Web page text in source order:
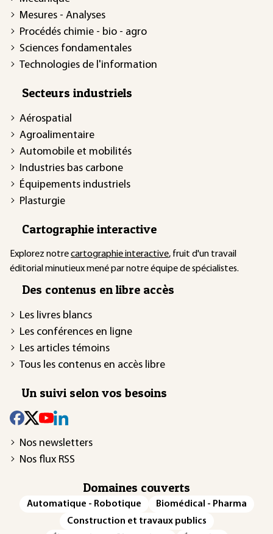
Mesures - Analyses
Procédés chimie - bio - agro
Sciences fondamentales
Technologies de l'information
Secteurs industriels
Aérospatial
Agroalimentaire
Automobile et mobilités
Industries bas carbone
Équipements industriels
Plasturgie
Cartographie interactive
Explorez notrecartographie interactive, fruit d'un travail
éditorial minutieux mené par notre équipe de spécialistes.
Des contenus en libre accès
Les livres blancs
Les conférences en ligne
Les articles témoins
Tous les contenus en accès libre
Un suivi selon vos besoins
Nos newsletters
Nos flux RSS
Domaines couverts
Automatique - Robotique
Biomédical - Pharma
Construction et travaux publics